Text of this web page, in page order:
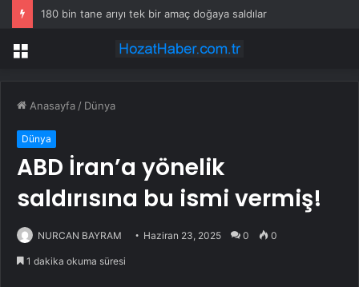
180 bin tane arıyı tek bir amaç doğaya saldılar
Menü
Anasayfa / Dünya
Dünya
ABD İran’a yönelik
saldırısına bu ismi vermiş!
NURCAN BAYRAM Haziran 23, 2025 0 0
1 dakika okuma süresi